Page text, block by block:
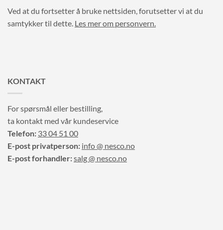
Ved at du fortsetter å bruke nettsiden, forutsetter vi at du
samtykker til dette. Les mer om personvern.
KONTAKT
For spørsmål eller bestilling,
ta kontakt med vår kundeservice
Telefon: 33 04 51 00
E-post privatperson: info @ nesco.no
E-post forhandler:salg @ nesco.no